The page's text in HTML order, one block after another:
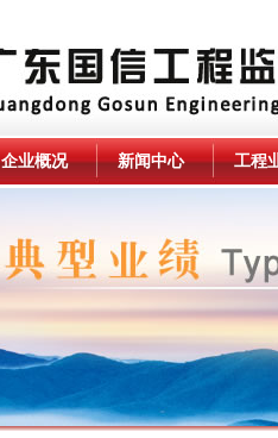
企业概况 新闻中心 工程